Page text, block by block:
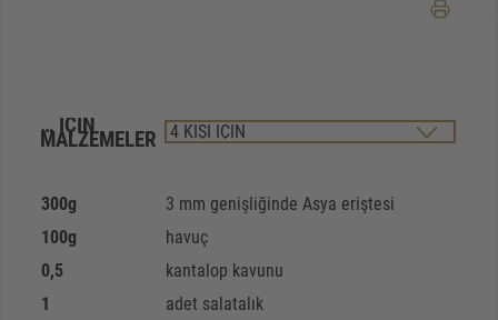
… IÇIN
MALZEMELER
300g
3 mm genişliğinde Asya eriştesi
100g
havuç
0,5
kantalop kavunu
1
adet salatalık